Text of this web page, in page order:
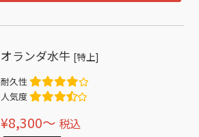
オランダ水牛 [特上]
耐久性
人気度
¥8,300〜 税込